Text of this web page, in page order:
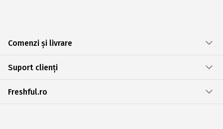
Comenzi și livrare
Suport clienți
Freshful.ro